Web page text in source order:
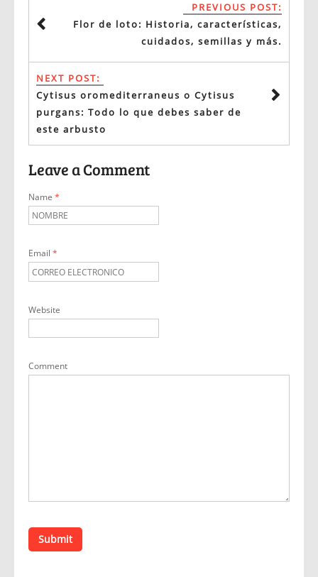
PREVIOUS POST:
Flor de loto: Historia, características,
cuidados, semillas y más.
NEXT POST:
Cytisus oromediterraneus o Cytisus
purgans: Todo lo que debes saber de
este arbusto
Leave a Comment
Name *
Email *
Website
Comment